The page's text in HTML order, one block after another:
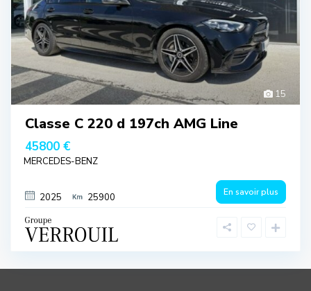
15
Classe C 220 d 197ch AMG Line
45800 €
MERCEDES-BENZ
2025 25900 En savoir plus